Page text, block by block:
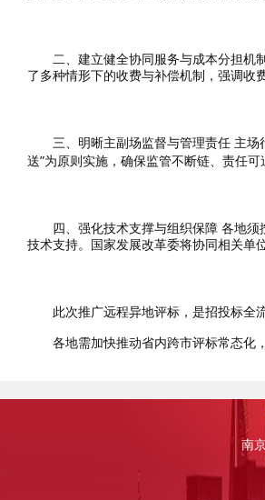
二、建立健全协同服务与成本分担机制
了多种情形下的收费与补偿机制，强调收
三、明晰主副场监督与管理责任 主场
送”为原则实施，确保监管不断链、责任可
四、强化技术支撑与组织保障 各地须
技术支持。国家发展改革委将协同相关单
此次推广远程异地评标，是招投标全
各地需加快推动省内跨市评标常态化
南